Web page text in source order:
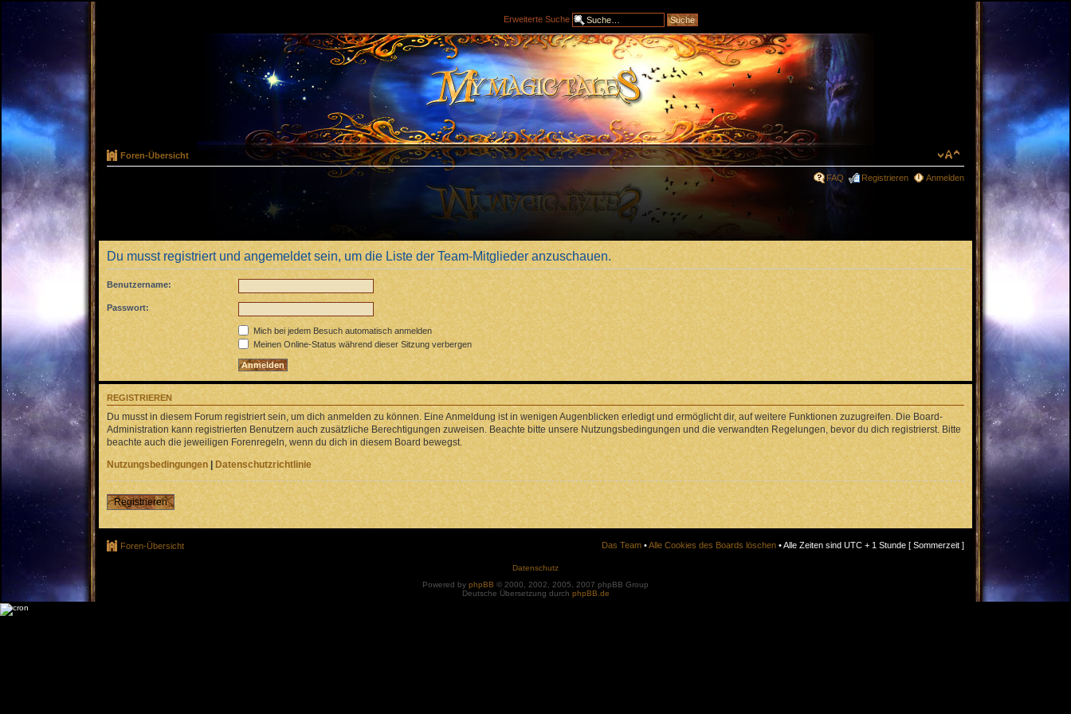
Erweiterte Suche
Foren-Übersicht
FAQ Registrieren Anmelden
Du musst registriert und angemeldet sein, um die Liste der Team-Mitglieder anzuschauen.
Benutzername:
Passwort:
Mich bei jedem Besuch automatisch anmelden
Meinen Online-Status während dieser Sitzung verbergen
REGISTRIEREN
Du musst in diesem Forum registriert sein, um dich anmelden zu können. Eine Anmeldung ist in wenigen Augenblicken erledigt und ermöglicht dir, auf weitere Funktionen zuzugreifen. Die Board-
Administration kann registrierten Benutzern auch zusätzliche Berechtigungen zuweisen. Beachte bitte unsere Nutzungsbedingungen und die verwandten Regelungen, bevor du dich registrierst. Bitte
beachte auch die jeweiligen Forenregeln, wenn du dich in diesem Board bewegst.
Nutzungsbedingungen|Datenschutzrichtlinie
Registrieren
Foren-Übersicht Das Team •Alle Cookies des Boards löschen • Alle Zeiten sind UTC + 1 Stunde [ Sommerzeit ]
Datenschutz
Powered by phpBB © 2000, 2002, 2005, 2007 phpBB Group
Deutsche Übersetzung durch phpBB.de